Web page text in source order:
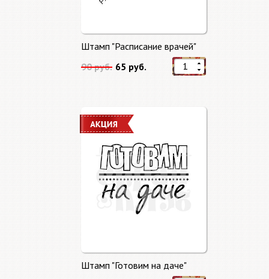
Штамп "Расписание врачей"
90 руб. 65 руб.
Штамп "Готовим на даче"